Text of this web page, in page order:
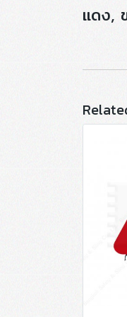
แดง,